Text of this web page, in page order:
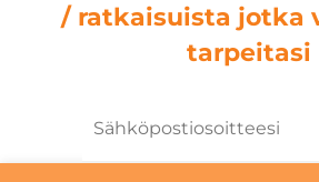
/ ratkaisuista jotka
tarpeitasi